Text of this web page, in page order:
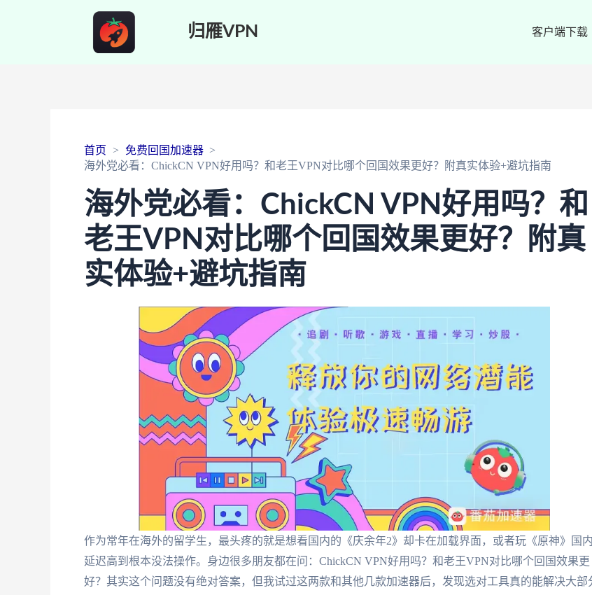
归雁VPN 客户端下载
首页
免费回国加速器
海外党必看：ChickCN VPN好用吗？和老王VPN对比哪个回国效果更好？附真实体验+避坑指南
海外党必看：ChickCN VPN好用吗？和
老王VPN对比哪个回国效果更好？附真
实体验+避坑指南
作为常年在海外的留学生，最头疼的就是想看国内的《庆余年2》却卡在加载界面，或者玩《原神》国
延迟高到根本没法操作。身边很多朋友都在问：ChickCN VPN好用吗？和老王VPN对比哪个回国效果更
好？其实这个问题没有绝对答案，但我试过这两款和其他几款加速器后，发现选对工具真的能解决大部